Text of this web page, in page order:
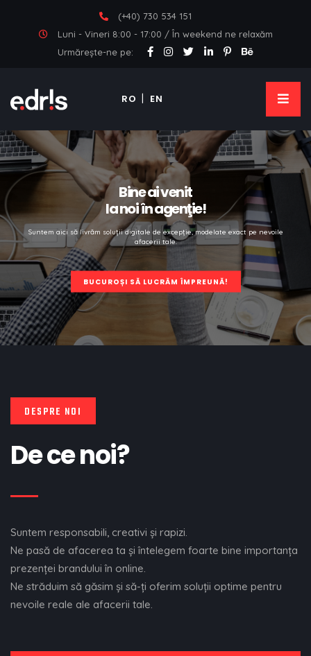
(+40) 730 534 151
Luni - Vineri 8:00 - 17:00 / În weekend ne relaxăm
Urmărește-ne pe:
RO EN
Bine ai venit
la noi în agenţie!
Suntem aici să livrăm soluţii digitale de excepție,modelate exact pe nevoile
afacerii tale.
BUCUROȘI SĂ LUCRĂM ÎMPREUNĂ!
DESPRE NOI
De ce noi?
Suntem responsabili, creativi și rapizi.
Ne pasă de afacerea ta și întelegem foarte bine importanța
prezenței brandului în online.
Ne străduim să găsim și să-ți oferim soluții optime pentru
nevoile reale ale afacerii tale.